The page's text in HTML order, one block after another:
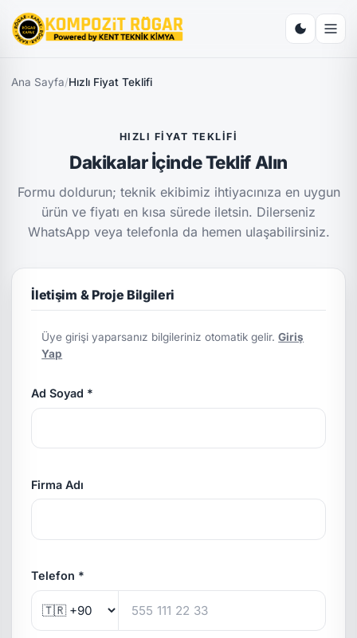
Ana Sayfa/Hızlı Fiyat Teklifi
HIZLI FIYAT TEKLIFI
Dakikalar İçinde Teklif Alın
Formu doldurun; teknik ekibimiz ihtiyacınıza en uygun
ürün ve fiyatı en kısa sürede iletsin. Dilerseniz
WhatsApp veya telefonla da hemen ulaşabilirsiniz.
İletişim & Proje Bilgileri
Üye girişi yaparsanız bilgileriniz otomatik gelir.Giriş
Yap
Ad Soyad *
Firma Adı
Telefon *